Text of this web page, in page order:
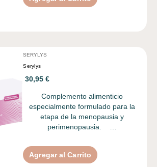
SERYLYS
Serylys
30,95 €
Complemento alimenticio
especialmente formulado para la
etapa de la menopausia y
perimenopausia. …
Agregar al Carrito